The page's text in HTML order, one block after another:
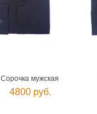
Сорочка мужская
4800 руб.